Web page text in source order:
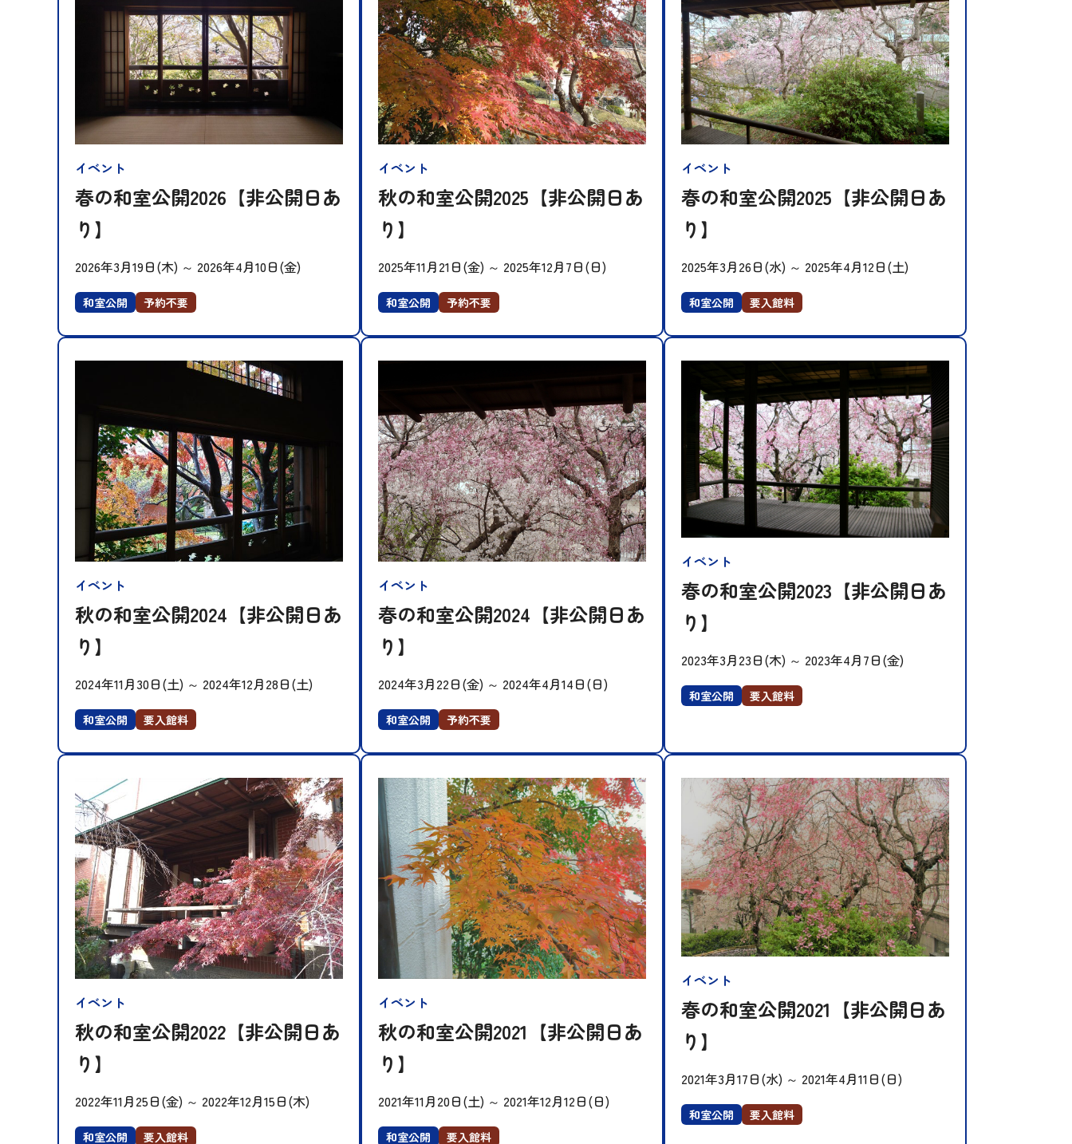
春の和室公開2026【非公開日あ
り】
イベント
2026年3月19日(木) ～ 2026年4月10日(金)
和室公開 予約不要
秋の和室公開2025【非公開日あ
り】
イベント
2025年11月21日(金) ～ 2025年12月7日(日)
和室公開 予約不要
春の和室公開2025【非公開日あ
り】
イベント
2025年3月26日(水) ～ 2025年4月12日(土)
和室公開 要入館料
秋の和室公開2024【非公開日あ
り】
イベント
2024年11月30日(土) ～ 2024年12月28日(土)
和室公開 要入館料
春の和室公開2024【非公開日あ
り】
イベント
2024年3月22日(金) ～ 2024年4月14日(日)
和室公開 予約不要
春の和室公開2023【非公開日あ
り】
イベント
2023年3月23日(木) ～ 2023年4月7日(金)
和室公開 要入館料
秋の和室公開2022【非公開日あ
り】
イベント
2022年11月25日(金) ～ 2022年12月15日(木)
和室公開 要入館料
秋の和室公開2021【非公開日あ
り】
イベント
2021年11月20日(土) ～ 2021年12月12日(日)
和室公開 要入館料
春の和室公開2021【非公開日あ
り】
イベント
2021年3月17日(水) ～ 2021年4月11日(日)
和室公開 要入館料